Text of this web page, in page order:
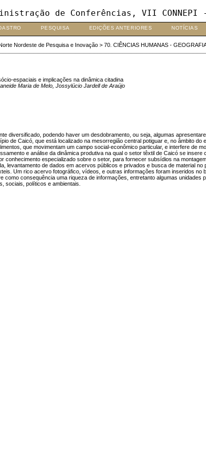
de Conferências, VII
PESQUISA EDIÇÕES ANTERIORES NOTÍCIAS
Nordeste de Pesquisa e Inovação> 70. CIÊNCIAS HUMANAS - GEOGRAFIA
espaciais e implicações na dinâmica citadina
Maria de Melo, Jossylúcio Jardell de Araújo
diversificado, podendo haver um desdobramento, ou seja, algumas
de Caicó, que está localizado na mesorregião central potiguar e, no âmbito
que movimentam um campo social-econômico particular, e interfere de
e análise da dinâmica produtiva na qual o setor têxtil de Caicó se
conhecimento especializado sobre o setor, para fornecer subsídios na
levantamento de dados em acervos públicos e privados e busca de material
Um rico acervo fotográfico, vídeos, e outras informações foram inseridos
como consequência uma riqueza de informações, entretanto algumas
sociais, políticos e ambientais.